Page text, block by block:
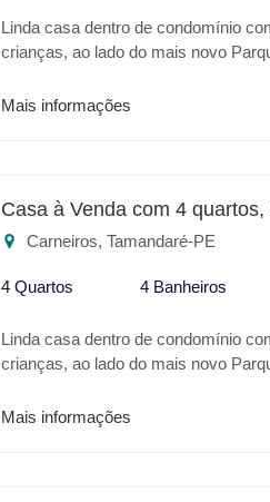
Linda casa dentro de condomínio
crianças, ao lado do mais novo
varanda , sala dois ambientes, 4
Mais informações
Casa à Venda com 4 quartos,
Carneiros, Tamandaré-PE
4 Quartos 4 Banheiros
Linda casa dentro de condomínio
crianças, ao lado do mais novo
varanda , sala dois ambientes, 4
Mais informações